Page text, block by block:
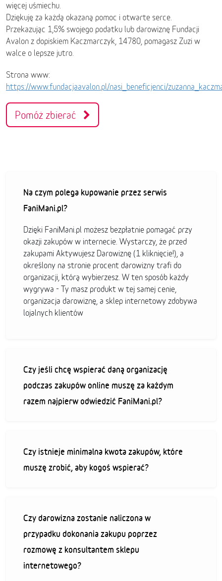
więcej uśmiechu.
Dziękuję za każdą okazaną pomoc i otwarte serce.
Przekazując 1,5% swojego podatku lub darowiznę Fundacji
Avalon z dopiskiem Kaczmarczyk, 14780, pomagasz Zuzi w
walce o lepsze jutro.
Strona www:
https://www.fundacjaavalon.pl/nasi_beneficjenci/
Pomóż zbierać
Na czym polega kupowanie przez serwis
FaniMani.pl?
Dzięki FaniMani.pl możesz bezpłatnie pomagać przy
okazji zakupów w internecie. Wystarczy, że przed
zakupami Aktywujesz Darowiznę (1 kliknięcie!), a
określony na stronie procent darowizny trafi do
organizacji, którą wybierzesz. W ten sposób każdy
wygrywa - Ty masz produkt w tej samej cenie,
organizacja darowiznę, a sklep internetowy zdobywa
lojalnych klientów
Czy jeśli chcę wspierać daną organizację
podczas zakupów online muszę za każdym
razem najpierw odwiedzić FaniMani.pl?
Czy istnieje minimalna kwota zakupów, które
muszę zrobić, aby kogoś wspierać?
Czy darowizna zostanie naliczona w
przypadku dokonania zakupu poprzez
rozmowę z konsultantem sklepu
internetowego?